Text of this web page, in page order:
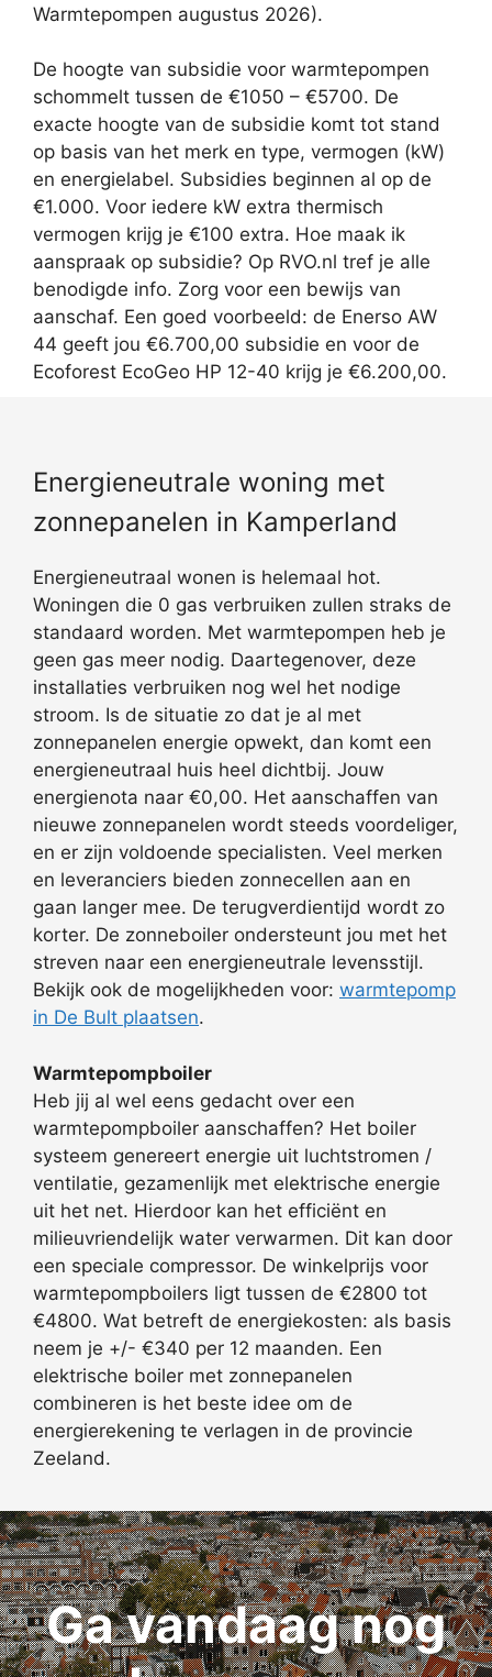
Warmtepompen augustus 2026).
De hoogte van subsidie voor warmtepompen
schommelt tussen de €1050 – €5700. De
exacte hoogte van de subsidie komt tot stand
op basis van het merk en type, vermogen (kW)
en energielabel. Subsidies beginnen al op de
€1.000. Voor iedere kW extra thermisch
vermogen krijg je €100 extra. Hoe maak ik
aanspraak op subsidie? Op RVO.nl tref je alle
benodigde info. Zorg voor een bewijs van
aanschaf. Een goed voorbeeld: de Enerso AW
44 geeft jou €6.700,00 subsidie en voor de
Ecoforest EcoGeo HP 12-40 krijg je €6.200,00.
Energieneutrale woning met
zonnepanelen in Kamperland
Energieneutraal wonen is helemaal hot.
Woningen die 0 gas verbruiken zullen straks de
standaard worden. Met warmtepompen heb je
geen gas meer nodig. Daartegenover, deze
installaties verbruiken nog wel het nodige
stroom. Is de situatie zo dat je al met
zonnepanelen energie opwekt, dan komt een
energieneutraal huis heel dichtbij. Jouw
energienota naar €0,00. Het aanschaffen van
nieuwe zonnepanelen wordt steeds voordeliger,
en er zijn voldoende specialisten. Veel merken
en leveranciers bieden zonnecellen aan en
gaan langer mee. De terugverdientijd wordt zo
korter. De zonneboiler ondersteunt jou met het
streven naar een energieneutrale levensstijl.
Bekijk ook de mogelijkheden voor: warmtepomp
in De Bult plaatsen.
Warmtepompboiler
Heb jij al wel eens gedacht over een
warmtepompboiler aanschaffen? Het boiler
systeem genereert energie uit luchtstromen /
ventilatie, gezamenlijk met elektrische energie
uit het net. Hierdoor kan het efficiënt en
milieuvriendelijk water verwarmen. Dit kan door
een speciale compressor. De winkelprijs voor
warmtepompboilers ligt tussen de €2800 tot
€4800. Wat betreft de energiekosten: als basis
neem je +/- €340 per 12 maanden. Een
elektrische boiler met zonnepanelen
combineren is het beste idee om de
energierekening te verlagen in de provincie
Zeeland.
Ga vandaag nog